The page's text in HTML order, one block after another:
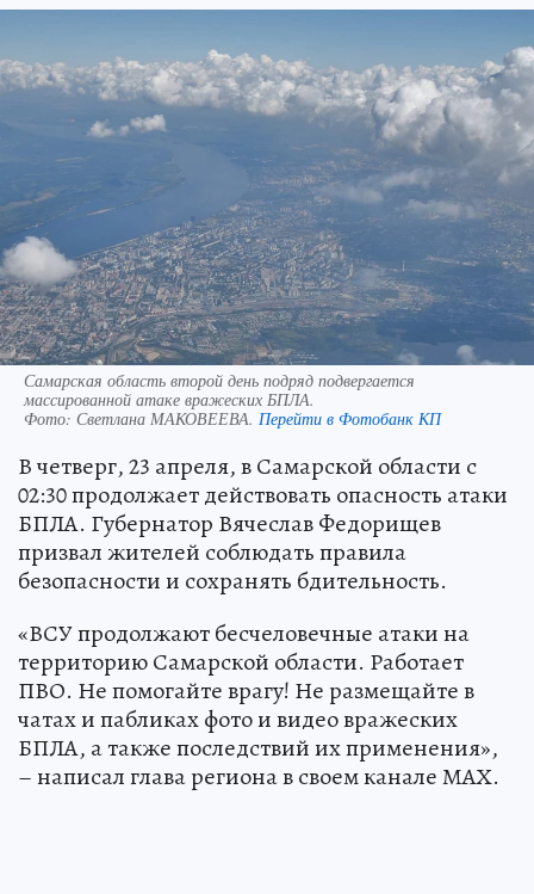
Самарская область второй день подряд подвергается
массированной атаке вражеских БПЛА.
Фото: Светлана МАКОВЕЕВА. Перейти в Фотобанк КП
В четверг, 23 апреля, в Самарской области с
02:30 продолжает действовать опасность атаки
БПЛА. Губернатор Вячеслав Федорищев
призвал жителей соблюдать правила
безопасности и сохранять бдительность.
«ВСУ продолжают бесчеловечные атаки на
территорию Самарской области. Работает
ПВО. Не помогайте врагу! Не размещайте в
чатах и пабликах фото и видео вражеских
БПЛА, а также последствий их применения»,
– написал глава региона в своем канале МАХ.